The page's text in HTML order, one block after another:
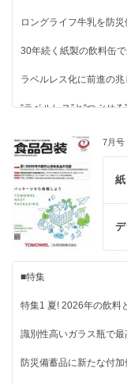
ロングライフ牛乳を防
30年続く紙製の飲料缶
ラベルレス化に前進の
“ラベルレス”と“つぶせ
瓶入り果汁ドリンクを
瓶製造に酸素燃焼方式を
■CLOSE UP
「山形県産さくらんぼ（
西洋のアンティーク陶
◎ 第3回 日本ロケ弁大賞
7月号
紙
■特集
特集1 夏! 2026年の飲料
識別性高いガラス瓶で
防災備蓄品に新たな付